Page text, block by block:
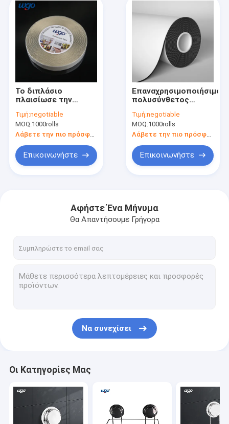
Προϊόντα
Βίντεο
Το διπλάσιο
πλαισίωσε την
να τοποθετήσει
ταινία εγκαθιστά τον
αυτοκόλλητο μη
χαρακτηρισμό
Τιμή:negotiable
MOQ:1000rolls
Λάβετε την πιο πρόσφατη τιμή
Επικοινωνήστε
Επαναχρησιμοποιήσιμος
πολυσύνθετος
πλαισιωμένος μη-
χαρακτηρισμός
ταινιών κολλητικών
ταινιών
τοποθετώντας
επαναχρησιμοποιήσιμος
Τιμή:negotiable
MOQ:1000rolls
Επικοινωνήστε
Αφήστε Ένα Μήνυμα
Θα Απαντήσουμε Γρήγορα
Να συνεχίσει
Οι Κατηγορίες Μας